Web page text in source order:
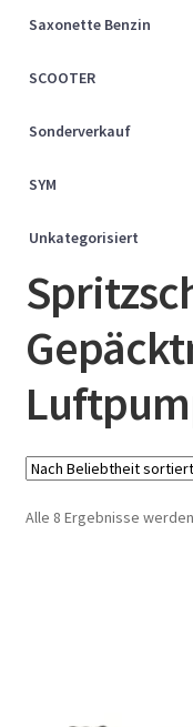
Saxonette Benzin
SCOOTER
Sonderverkauf
SYM
Unkategorisiert
Alle 8 Ergebnisse